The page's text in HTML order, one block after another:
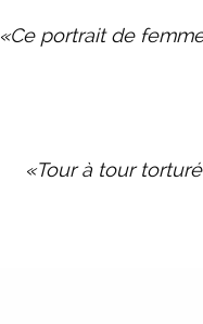
«Ce portrait de
«Tour à tour